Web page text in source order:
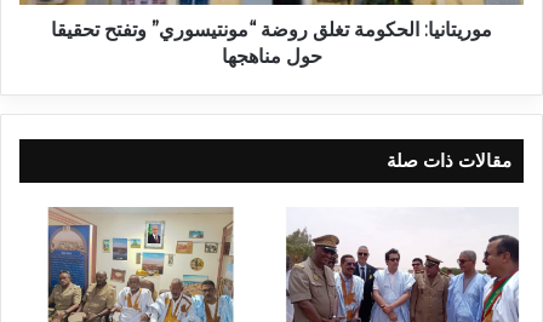
موريتانيا: الحكومة تغلق روضة “مونتيسوري” وتفتح تحقيقا
حول مناهجها
مقالات ذات صلة